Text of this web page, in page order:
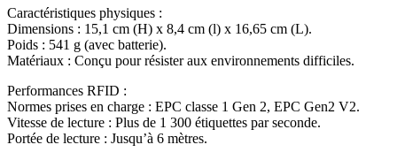
Caractéristiques physiques :
Dimensions : 15,1 cm (H) x 8,4 cm (l) x 16,65 cm (L).
Poids : 541 g (avec batterie).
Matériaux : Conçu pour résister aux environnements difficiles.
Performances RFID :
Normes prises en charge : EPC classe 1 Gen 2, EPC Gen2 V2.
Vitesse de lecture : Plus de 1 300 étiquettes par seconde.
Portée de lecture : Jusqu’à 6 mètres.